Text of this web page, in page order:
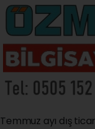
Temmuz ayı dış